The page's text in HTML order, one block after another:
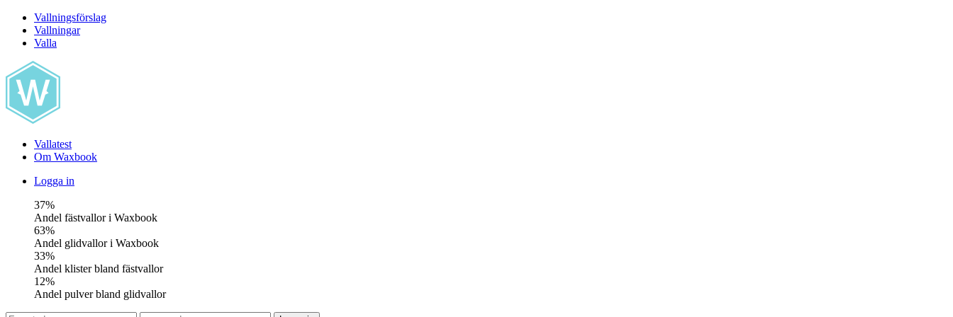
Vallningsförslag
Vallningar
Valla
Vallatest
Om Waxbook
Logga in
37%
Andel fästvallor i Waxbook
63%
Andel glidvallor i Waxbook
33%
Andel klister bland fästvallor
12%
Andel pulver bland glidvallor